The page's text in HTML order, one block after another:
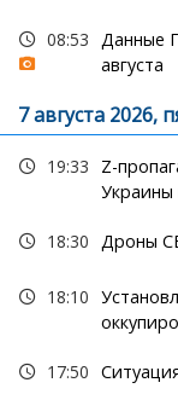
08:53 Данные
августа
7 августа 2026,
19:33
Z-
Украины
18:30 Дроны
18:10
17:50